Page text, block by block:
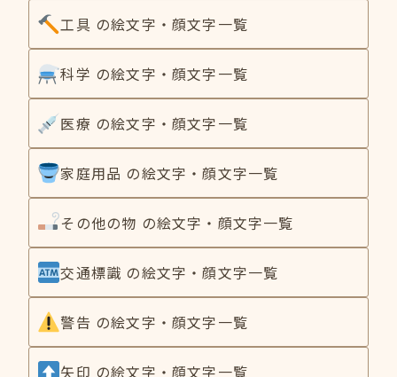
工具 の絵文字・顔文字一覧
科学 の絵文字・顔文字一覧
医療 の絵文字・顔文字一覧
家庭用品 の絵文字・顔文字一覧
その他の物 の絵文字・顔文字一覧
交通標識 の絵文字・顔文字一覧
警告 の絵文字・顔文字一覧
矢印 の絵文字・顔文字一覧